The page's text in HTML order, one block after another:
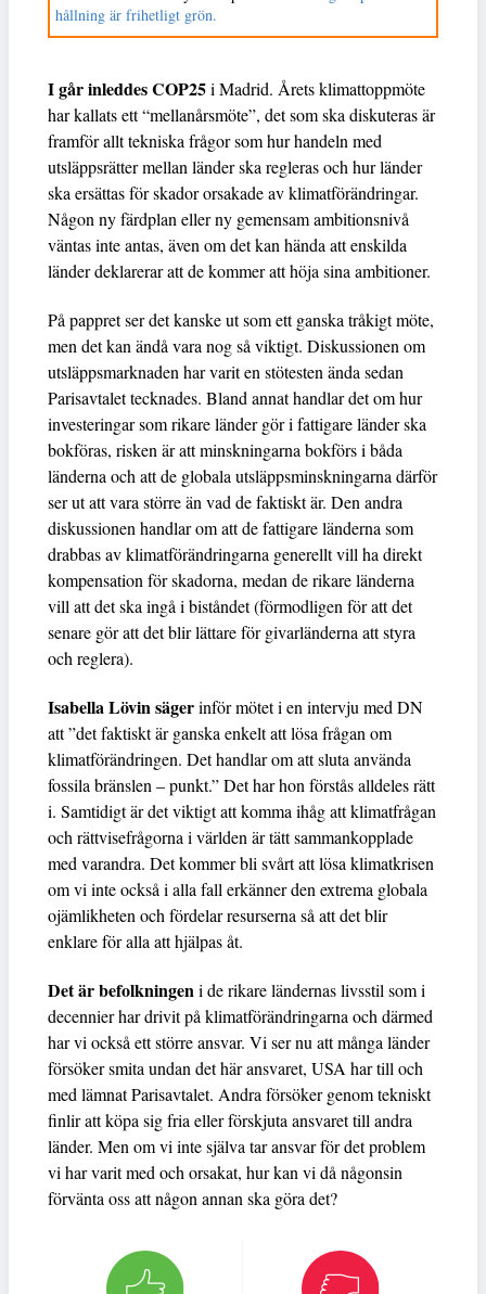
hållning är frihetligt grön.
I går inleddes COP25i Madrid. Årets klimattoppmöte
har kallats ett “mellanårsmöte”, det som ska diskuteras är
framför allt tekniska frågor som hur handeln med
utsläppsrätter mellan länder ska regleras och hur länder
ska ersättas för skador orsakade av klimatförändringar.
Någon ny färdplan eller ny gemensam ambitionsnivå
väntas inte antas, även om det kan hända att enskilda
länder deklarerar att de kommer att höja sina ambitioner.
På pappret ser det kanske ut som ett ganska tråkigt möte,
men det kan ändå vara nog så viktigt. Diskussionen om
utsläppsmarknaden har varit en stötesten ända sedan
Parisavtalet tecknades. Bland annat handlar det om hur
investeringar som rikare länder gör i fattigare länder ska
bokföras, risken är att minskningarna bokförs i båda
länderna och att de globala utsläppsminskningarna därför
ser ut att vara större än vad de faktiskt är. Den andra
diskussionen handlar om att de fattigare länderna som
drabbas av klimatförändringarna generellt vill ha direkt
kompensation för skadorna, medan de rikare länderna
vill att det ska ingå i biståndet (förmodligen för att det
senare gör att det blir lättare för givarländerna att styra
och reglera).
Isabella Lövin sägerinför mötet i en intervju med DN
att ”det faktiskt är ganska enkelt att lösa frågan om
klimatförändringen. Det handlar om att sluta använda
fossila bränslen – punkt.” Det har hon förstås alldeles rätt
i. Samtidigt är det viktigt att komma ihåg att klimatfrågan
och rättvisefrågorna i världen är tätt sammankopplade
med varandra. Det kommer bli svårt att lösa klimatkrisen
om vi inte också i alla fall erkänner den extrema globala
ojämlikheten och fördelar resurserna så att det blir
enklare för alla att hjälpas åt.
Det är befolkningen i de rikare ländernas livsstil som i
decennier har drivit på klimatförändringarna och därmed
har vi också ett större ansvar. Vi ser nu att många länder
försöker smita undan det här ansvaret, USA har till och
med lämnat Parisavtalet. Andra försöker genom tekniskt
finlir att köpa sig fria eller förskjuta ansvaret till andra
länder. Men om vi inte själva tar ansvar för det problem
vi har varit med och orsakat, hur kan vi då någonsin
förvänta oss att någon annan ska göra det?